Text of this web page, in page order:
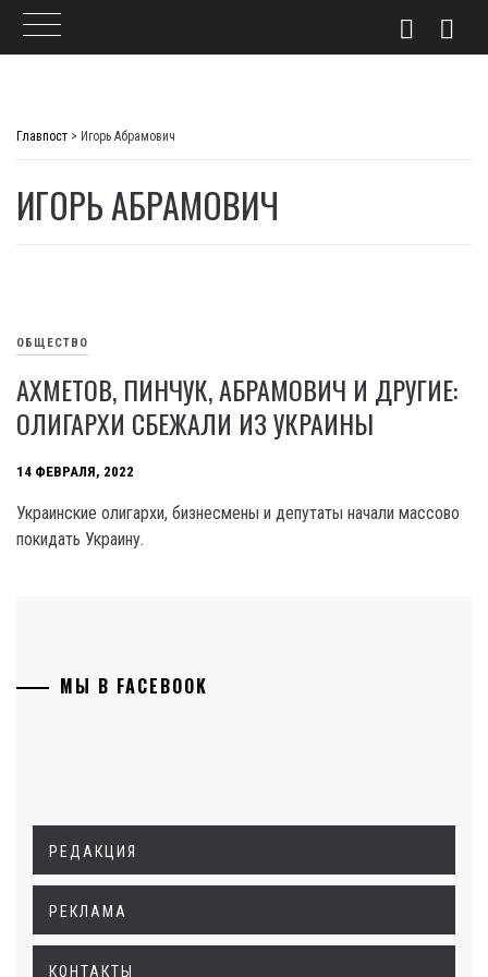
Главпост > Игорь Абрамович
ИГОРЬ АБРАМОВИЧ
ОБЩЕСТВО
АХМЕТОВ, ПИНЧУК, АБРАМОВИЧ И ДРУГИЕ:
ОЛИГАРХИ СБЕЖАЛИ ИЗ УКРАИНЫ
14 ФЕВРАЛЯ, 2022
Украинские олигархи, бизнесмены и депутаты начали массово
покидать Украину.
МЫ В FACEBOOK
РЕДАКЦИЯ
РЕКЛАМА
КОНТАКТЫ